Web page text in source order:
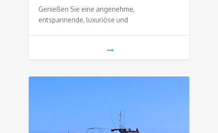
Genießen Sie eine angenehme,
entspannende, luxuriöse und